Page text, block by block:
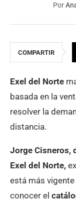
Por
COMPARTIR
Exel del Norte
basada en la
resolver la
distancia.
Jorge Cisneros,
Exel del Norte,
está más
conocer el